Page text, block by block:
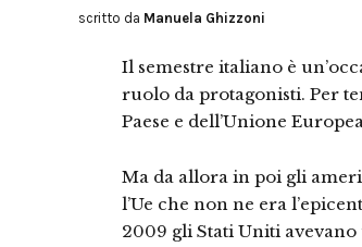
scritto da Manuela Ghizzoni
Il semestre italiano è
ruolo da protagonisti. Per
Paese e dell’Unione
Ma da allora in poi gli
l’Ue che non ne era
2009 gli Stati Uniti avevano